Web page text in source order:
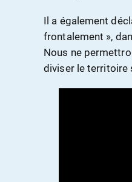
Il a également
frontalement »,
Nous ne
diviser le territoire